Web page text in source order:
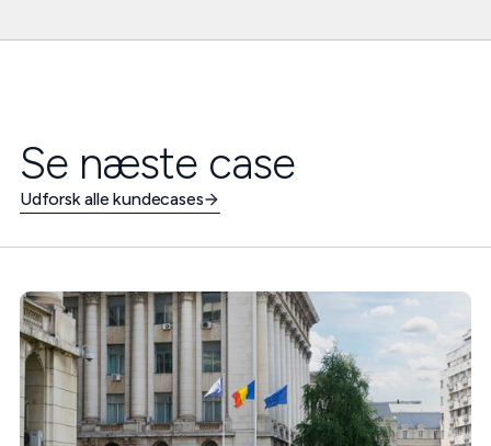
Se næste case
Udforsk alle kundecases